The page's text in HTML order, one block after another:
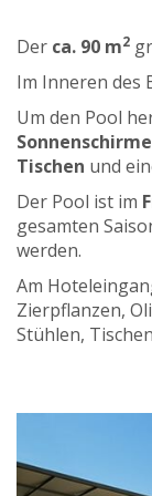
Der ca. 90 m2
Im Inneren des
Um den Pool
Sonnenschirme
Tischen und
Der Pool ist im
gesamten
werden.
Am
Zierpflanzen,
Stühlen,